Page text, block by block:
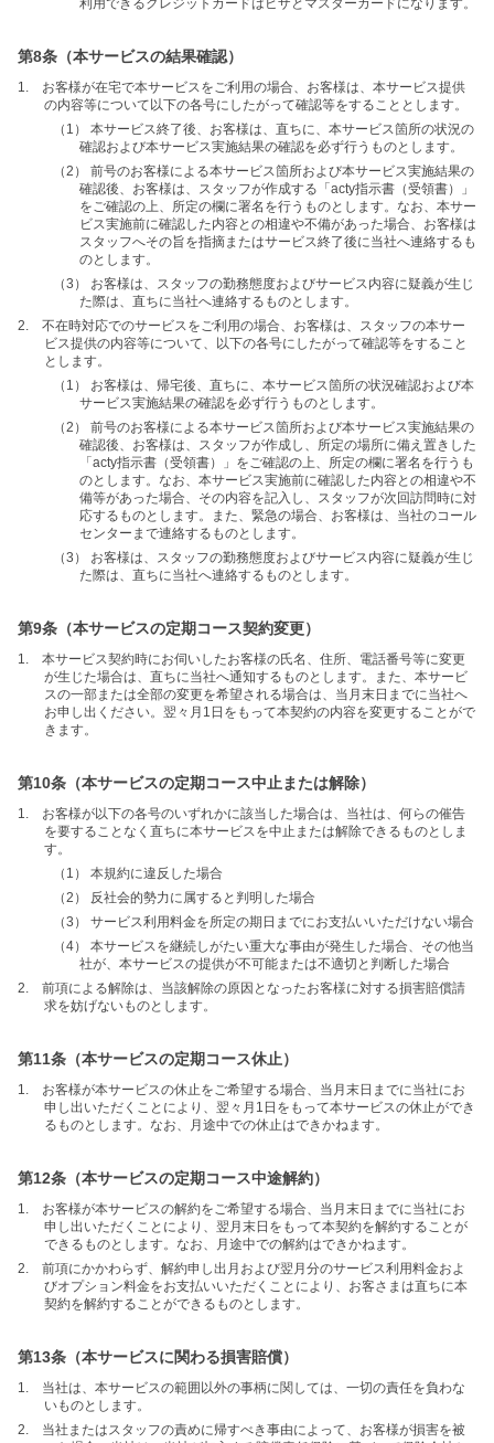
利用できるクレジットカードはビザとマスターカードになります。
第8条（本サービスの結果確認）
1. お客様が在宅で本サービスをご利用の場合、お客様は、本サービス提供
の内容等について以下の各号にしたがって確認等をすることとします。
（1） 本サービス終了後、お客様は、直ちに、本サービス箇所の状況の
確認および本サービス実施結果の確認を必ず行うものとします。
（2） 前号のお客様による本サービス箇所および本サービス実施結果の
確認後、お客様は、スタッフが作成する「acty指示書（受領書）」
をご確認の上、所定の欄に署名を行うものとします。なお、本サー
ビス実施前に確認した内容との相違や不備があった場合、お客様は
スタッフへその旨を指摘またはサービス終了後に当社へ連絡するも
のとします。
（3） お客様は、スタッフの勤務態度およびサービス内容に疑義が生じ
た際は、直ちに当社へ連絡するものとします。
2. 不在時対応でのサービスをご利用の場合、お客様は、スタッフの本サー
ビス提供の内容等について、以下の各号にしたがって確認等をすること
とします。
（1） お客様は、帰宅後、直ちに、本サービス箇所の状況確認および本
サービス実施結果の確認を必ず行うものとします。
（2） 前号のお客様による本サービス箇所および本サービス実施結果の
確認後、お客様は、スタッフが作成し、所定の場所に備え置きした
「acty指示書（受領書）」をご確認の上、所定の欄に署名を行うも
のとします。なお、本サービス実施前に確認した内容との相違や不
備等があった場合、その内容を記入し、スタッフが次回訪問時に対
応するものとします。また、緊急の場合、お客様は、当社のコール
センターまで連絡するものとします。
（3） お客様は、スタッフの勤務態度およびサービス内容に疑義が生じ
た際は、直ちに当社へ連絡するものとします。
第9条（本サービスの定期コース契約変更）
1. 本サービス契約時にお伺いしたお客様の氏名、住所、電話番号等に変更
が生じた場合は、直ちに当社へ通知するものとします。また、本サービ
スの一部または全部の変更を希望される場合は、当月末日までに当社へ
お申し出ください。翌々月1日をもって本契約の内容を変更することがで
きます。
第10条（本サービスの定期コース中止または解除）
1. お客様が以下の各号のいずれかに該当した場合は、当社は、何らの催告
を要することなく直ちに本サービスを中止または解除できるものとしま
す。
（1） 本規約に違反した場合
（2） 反社会的勢力に属すると判明した場合
（3） サービス利用料金を所定の期日までにお支払いいただけない場合
（4） 本サービスを継続しがたい重大な事由が発生した場合、その他当
社が、本サービスの提供が不可能または不適切と判断した場合
2. 前項による解除は、当該解除の原因となったお客様に対する損害賠償請
求を妨げないものとします。
第11条（本サービスの定期コース休止）
1. お客様が本サービスの休止をご希望する場合、当月末日までに当社にお
申し出いただくことにより、翌々月1日をもって本サービスの休止ができ
るものとします。なお、月途中での休止はできかねます。
第12条（本サービスの定期コース中途解約）
1. お客様が本サービスの解約をご希望する場合、当月末日までに当社にお
申し出いただくことにより、翌月末日をもって本契約を解約することが
できるものとします。なお、月途中での解約はできかねます。
2. 前項にかかわらず、解約申し出月および翌月分のサービス利用料金およ
びオプション料金をお支払いいただくことにより、お客さまは直ちに本
契約を解約することができるものとします。
第13条（本サービスに関わる損害賠償）
1. 当社は、本サービスの範囲以外の事柄に関しては、一切の責任を負わな
いものとします。
2. 当社またはスタッフの責めに帰すべき事由によって、お客様が損害を被